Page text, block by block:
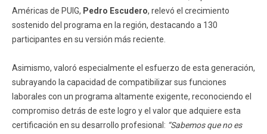
Américas de PUIG, Pedro Escudero, relevó el crecimiento
sostenido del programa en la región, destacando a 130
participantes en su versión más reciente.
Asimismo, valoró especialmente el esfuerzo de esta generación,
subrayando la capacidad de compatibilizar sus funciones
laborales con un programa altamente exigente, reconociendo el
compromiso detrás de este logro y el valor que adquiere esta
certificación en su desarrollo profesional: “Sabemos que no es